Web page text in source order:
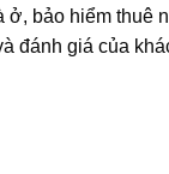
bảo hiểm thuê
đánh giá của